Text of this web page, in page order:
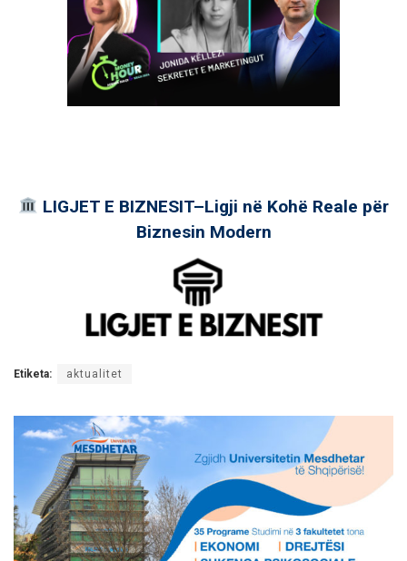
LIGJET E BIZNESIT–Ligji në Kohë Reale për
Biznesin Modern
Etiketa: aktualitet